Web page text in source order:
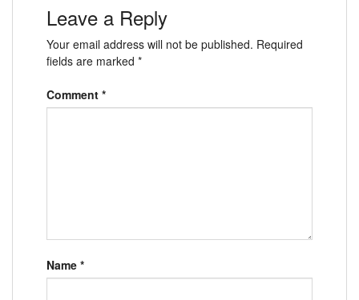
Leave a Reply
Your email address will not be published. Required
fields are marked *
Comment *
Name *